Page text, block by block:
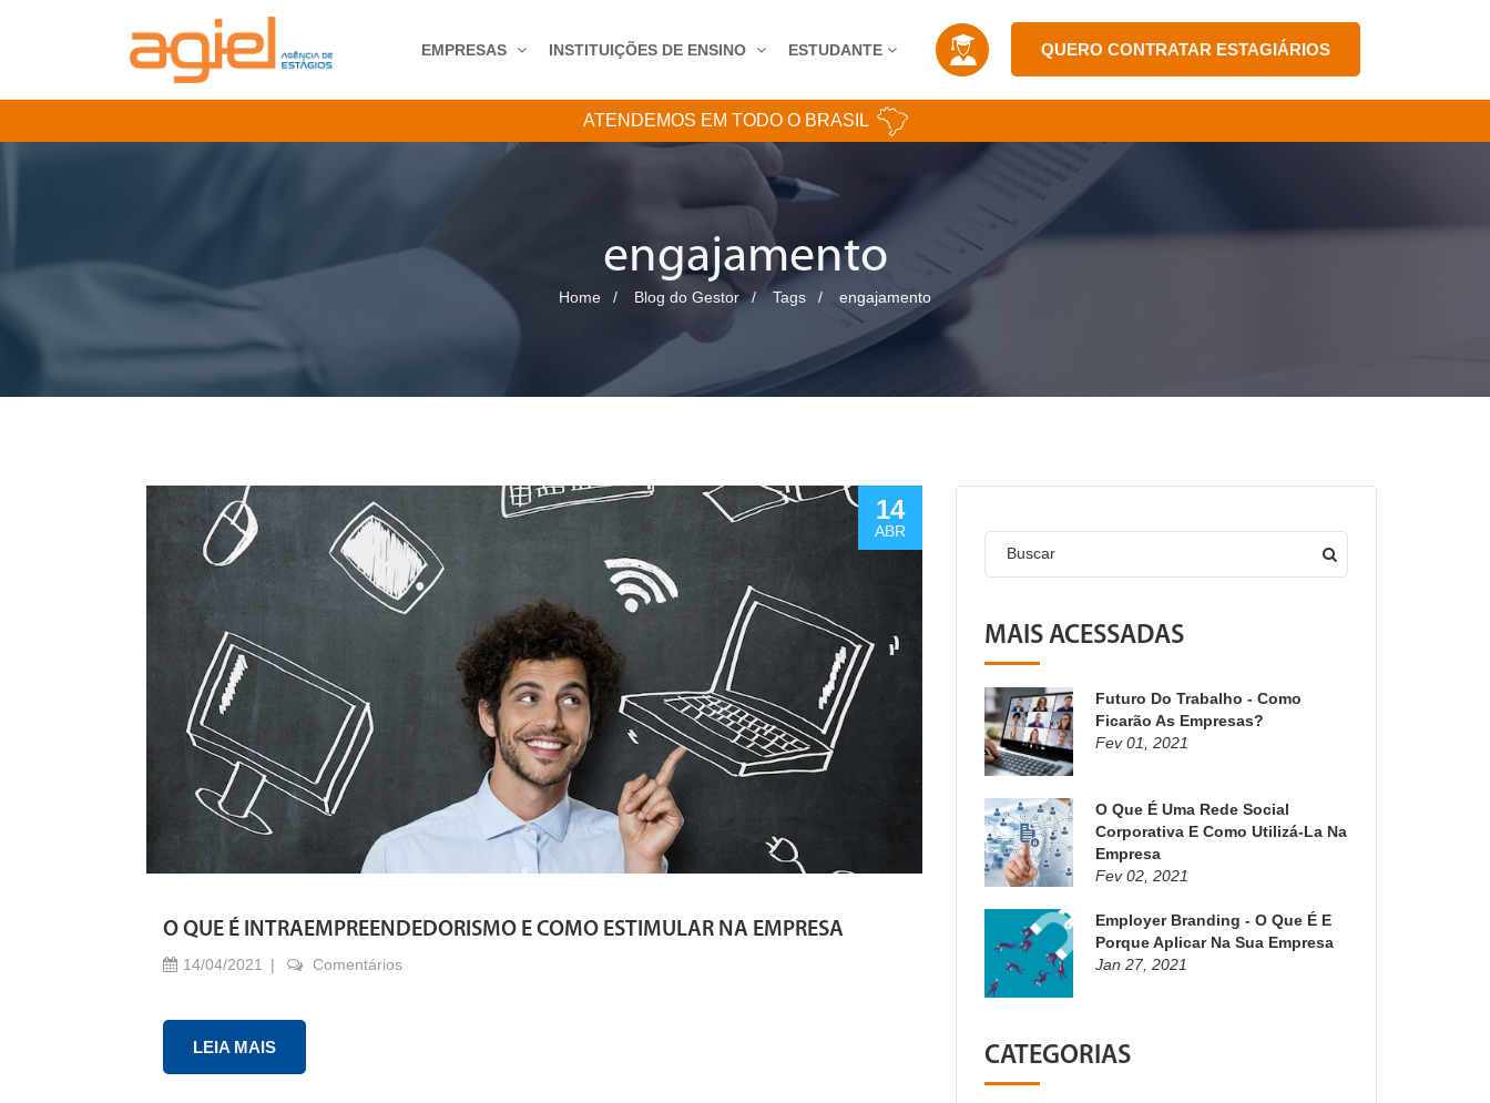
EMPRESAS INSTITUIÇÕES DE ENSINO ESTUDANTE QUERO CONTRATAR ESTAGIÁRIOS
ATENDEMOS EM TODO O BRASIL
engajamento
Home Blog do Gestor Tags engajamento
14
ABR
O QUE É INTRAEMPREENDEDORISMO E COMO ESTIMULAR NA EMPRESA
14/04/2021 Comentários
LEIA MAIS
Buscar
MAIS ACESSADAS
Futuro Do Trabalho - Como
Ficarão As Empresas?
Fev 01, 2021
O Que É Uma Rede Social
Corporativa E Como Utilizá-La Na
Empresa
Fev 02, 2021
Employer Branding - O Que É E
Porque Aplicar Na Sua Empresa
Jan 27, 2021
CATEGORIAS